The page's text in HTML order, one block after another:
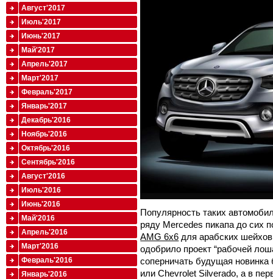
Популярность таких
ряду Mercedes пикапа до сих
AMG 6x6 для арабских
одобрило проект “рабочей
соперничать будущая
или Chevrolet Silverado, а в
Август'2017
Июль'2017
Июнь'2017
Май'2017
Апрель'2017
Март'2017
Февраль'2017
Январь'2017
Декабрь'2016
Ноябрь'2016
Октябрь'2016
Сентябрь'2016
Август'2016
Июль'2016
Июнь'2016
Май'2016
Апрель'2016
Март'2016
Февраль'2016
Январь'2016